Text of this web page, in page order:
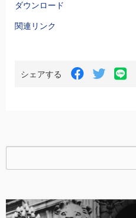
ダウンロード
関連リンク
シェアする
Facebook
る
Twitter
る